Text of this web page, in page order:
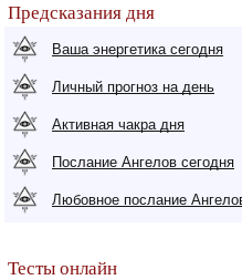
Предсказания дня
Ваша энергетика сегодня
Личный прогноз на день
Активная чакра дня
Послание Ангелов сегодня
Любовное послание
Тесты онлайн